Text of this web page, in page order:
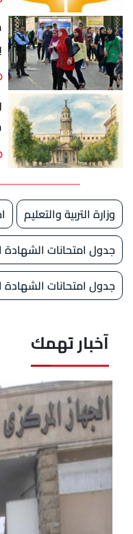
وزارة التربية والتعليم
جدول امتحانات الشهادة الإعدادية
جدول امتحانات الشهادة
آخبار تهمك